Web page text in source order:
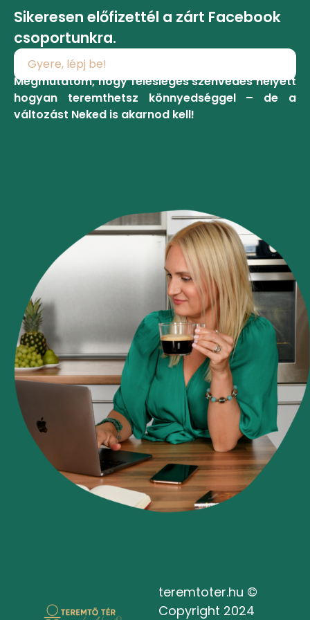
Sikeresen előfizettél a zárt Facebook
csoportunkra.
Gyere, lépj be!
Megmutatom, hogy felesleges szenvedés helyett
hogyan teremthetsz könnyedséggel – de a
változást Neked is akarnod kell!
teremtoter.hu ©
Copyright 2024